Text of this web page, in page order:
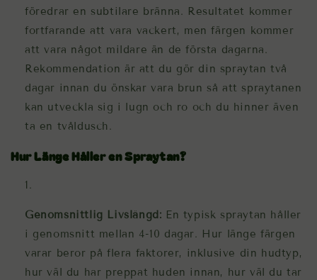
föredrar en subtilare bränna. Resultatet kommer
fortfarande att vara vackert, men färgen kommer
att vara något mildare än de första dagarna.
Rekommendation är att du gör din spraytan två
dagar innan du önskar vara brun så att spraytanen
kan utveckla sig i lugn och ro och du hinner även
ta en tvåldusch.
Hur Länge Håller en Spraytan?
Genomsnittlig Livslängd: En typisk spraytan håller
i genomsnitt mellan 4-10 dagar. Hur länge färgen
varar beror på flera faktorer, inklusive din hudtyp,
hur väl du har preppat huden innan, hur väl du tar